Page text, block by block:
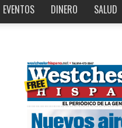
EVENTOS DINERO SALUD